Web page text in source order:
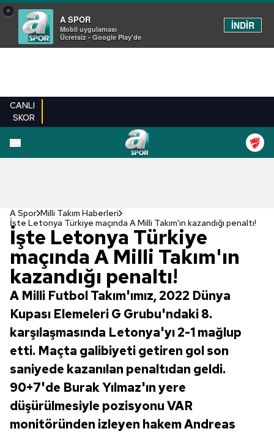
×
A SPOR
Mobil uygulaması
Ücretsiz - Google Play'de
İNDİR
CANLI
SKOR
A Spor Milli Takım Haberleri
İşte Letonya Türkiye maçında A Milli Takım'ın kazandığı penaltı!
İşte Letonya Türkiye
maçında A Milli Takım'ın
kazandığı penaltı!
A Milli Futbol Takım'ımız, 2022 Dünya
Kupası Elemeleri G Grubu'ndaki 8.
karşılaşmasında Letonya'yı 2-1 mağlup
etti. Maçta galibiyeti getiren gol son
saniyede kazanılan penaltıdan geldi.
90+7'de Burak Yılmaz'ın yere
düşürülmesiyle pozisyonu VAR
monitöründen izleyen hakem Andreas